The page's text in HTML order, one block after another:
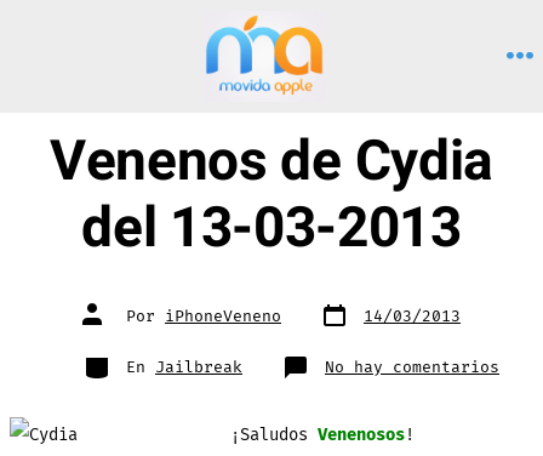
Venenos de Cydia
del 13-03-2013
Autor
de Por iPhoneVeneno Fecha
de 14/03/2013
Categorías
En Jailbreak No hay comentarios
¡Saludos Venenosos!